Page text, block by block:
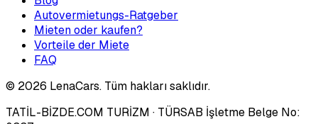
Autovermietungs-Ratgeber
Mieten oder kaufen?
Vorteile der Miete
FAQ
© 2026 LenaCars. Tüm hakları saklıdır.
TATİL-BİZDE.COM TURİZM · TÜRSAB İşletme Belge No: